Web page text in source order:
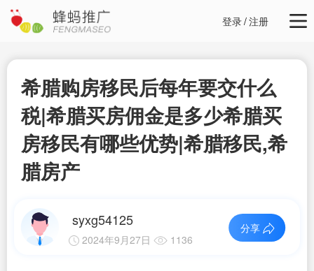
登录/注册
希腊购房移民后每年要交什么
税|希腊买房佣金是多少希腊买
房移民有哪些优势|希腊移民,希
腊房产
syxg54125
2024年9月27日 1136
分享